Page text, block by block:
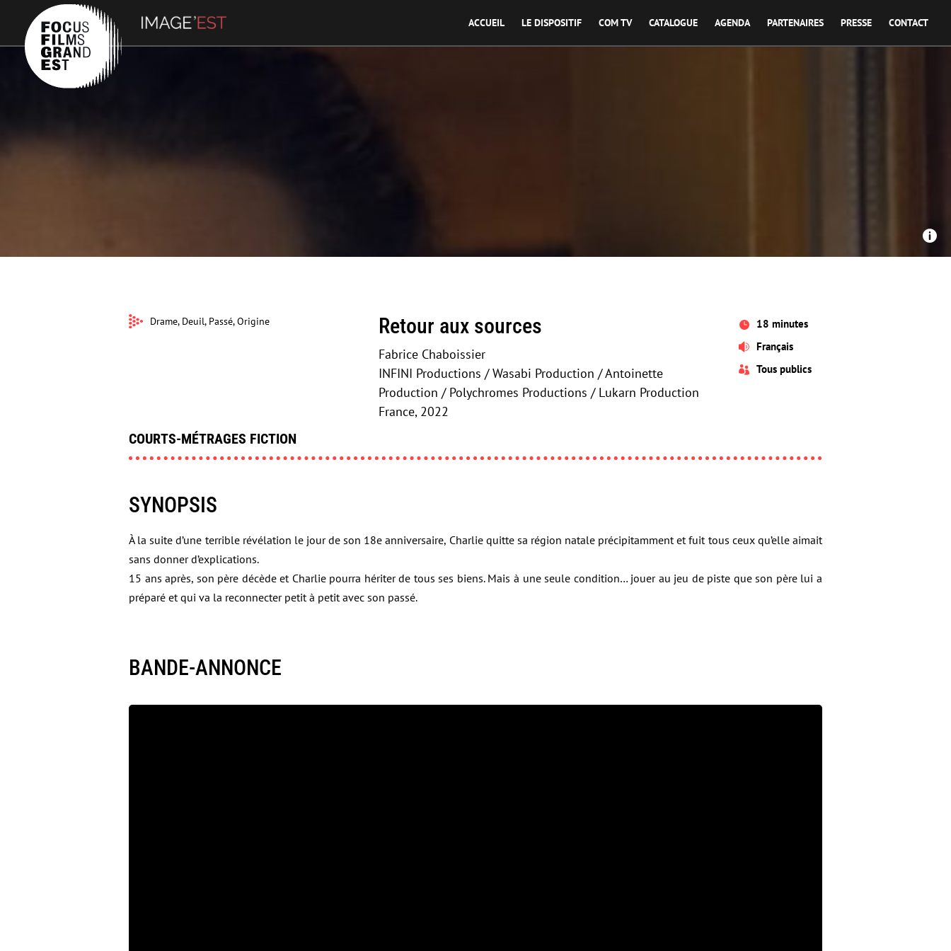
ACCUEIL LE DISPOSITIF COM TV CATALOGUE AGENDA PARTENAIRES PRESSE CONTACT

Drame, Deuil, Passé, Origine Retour aux sources
Fabrice Chaboissier
INFINI Productions / Wasabi Production / Antoinette
Production / Polychromes Productions / Lukarn Production
France, 2022
 18 minutes
 Français
 Tous publics
COURTS-MÉTRAGES FICTION
SYNOPSIS
À la suite d’une terrible révélation le jour de son 18e anniversaire, Charlie quitte sa région natale précipitamment et fuit tous ceux qu’elle aimait
sans donner d’explications.
15 ans après, son père décède et Charlie pourra hériter de tous ses biens. Mais à une seule condition… jouer au jeu de piste que son père lui a
préparé et qui va la reconnecter petit à petit avec son passé.
BANDE-ANNONCE